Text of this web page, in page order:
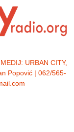
URBAN CITY,
Popović | 062/565-